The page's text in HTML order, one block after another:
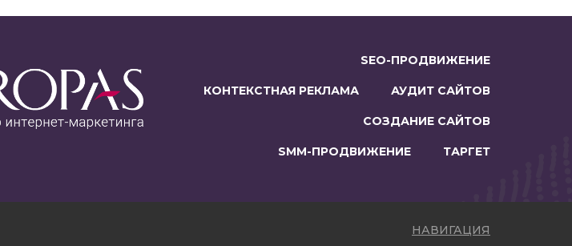
SEO-ПРОДВИЖЕНИЕ
КОНТЕКСТНАЯ РЕКЛАМА АУДИТ САЙТОВ
СОЗДАНИЕ САЙТОВ
SMM-ПРОДВИЖЕНИЕ ТАРГЕТ
НАВИГАЦИЯ